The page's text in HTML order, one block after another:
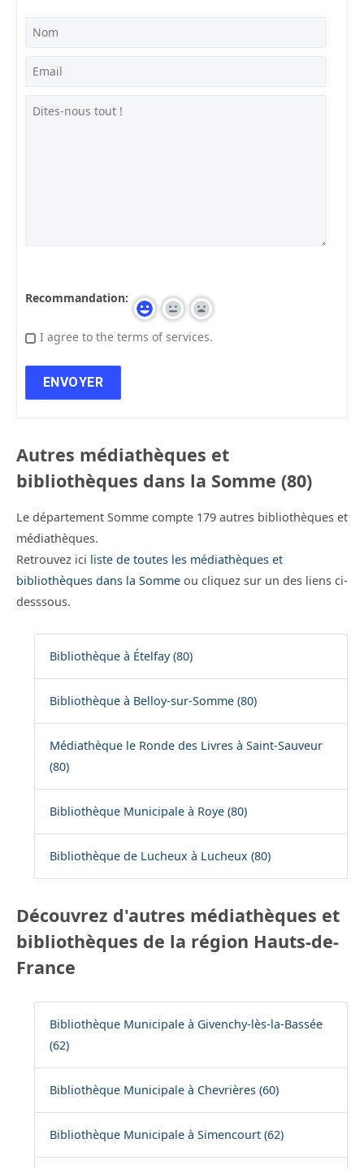
Recommandation:
I agree to the terms of services.
Autres médiathèques et
bibliothèques dans la Somme (80)
Le département Somme compte 179 autres bibliothèques et
médiathèques.
Retrouvez ici liste de toutes les médiathèques et
bibliothèques dans la Somme ou cliquez sur un des liens ci-
desssous.
Bibliothèque à Ételfay (80)
Bibliothèque à Belloy-sur-Somme (80)
Médiathèque le Ronde des Livres à Saint-Sauveur
(80)
Bibliothèque Municipale à Roye (80)
Bibliothèque de Lucheux à Lucheux (80)
Découvrez d'autres médiathèques et
bibliothèques de la région Hauts-de-
France
Bibliothèque Municipale à Givenchy-lès-la-Bassée
(62)
Bibliothèque Municipale à Chevrières (60)
Bibliothèque Municipale à Simencourt (62)